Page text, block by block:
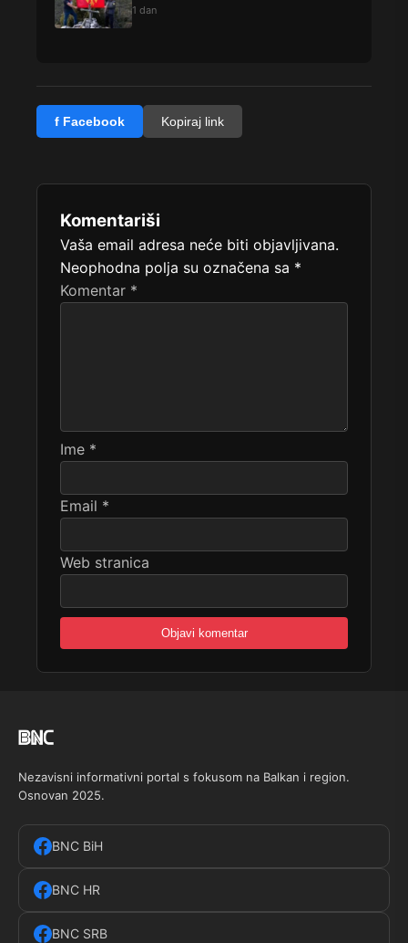
1 dan
f Facebook Kopiraj link
Komentariši
Vaša email adresa neće biti objavljivana.
Neophodna polja su označena sa *
Komentar *
Ime *
Email *
Web stranica
Nezavisni informativni portal s fokusom na Balkan i region.
Osnovan 2025.
BNC BiH
BNC HR
BNC SRB